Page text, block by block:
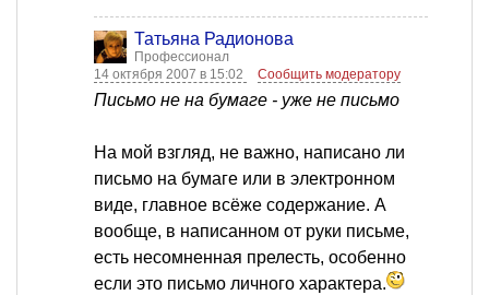
Татьяна Радионова
Профессионал
14 октября 2007 в 15:02
Сообщить модератору
Письмо не на бумаге - уже не письмо
На мой взгляд, не важно, написано ли
письмо на бумаге или в электронном
виде, главное всёже содержание. А
вообще, в написанном от руки письме,
есть несомненная прелесть, особенно
если это письмо личного характера.